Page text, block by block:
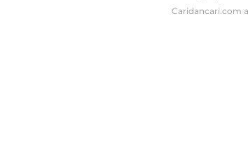
Caridancari.com